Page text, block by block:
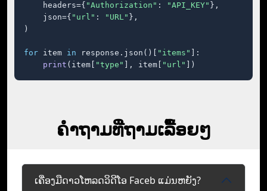
    headers={
"Authorization" : "API_KEY" },
    json={
"url" : "URL" },
)
for item in response.json()[ "items"
]:
print (item[ "type" ], item[ "url" ])
ຄໍາຖາມທີ່ຖາມເລື້ອຍໆ
ເຄື່ອງມືດາວໂຫລດວິດີໂອ Faceb ແມ່ນຫຍັງ?